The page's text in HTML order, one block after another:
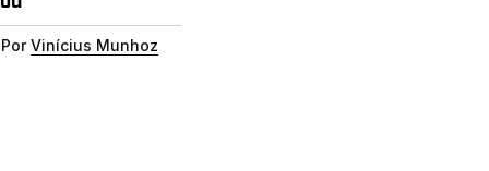
PorVinícius Munhoz